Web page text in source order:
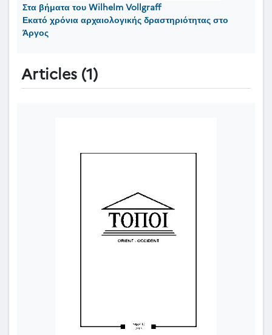
Στα βήματα του Wilhelm Vollgraff
Εκατό χρόνια αρχαιολογικής δραστηριότητας στο
Άργος
Articles (1)